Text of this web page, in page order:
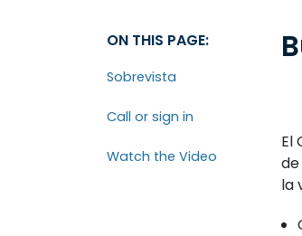
ON THIS PAGE:
Sobrevista
Call or sign in
Watch the Video
El
la